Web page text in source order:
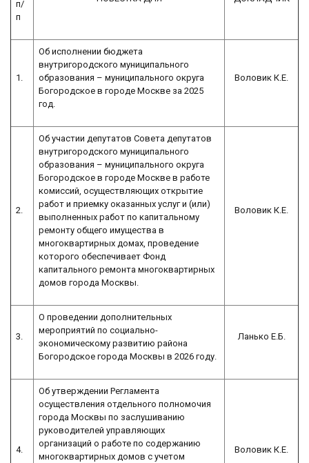
п/
п
1.
Об исполнении бюджета
внутригородского муниципального
образования – муниципального округа
Богородское в городе Москве за 2025
год.
Воловик К.Е.
2.
Об участии депутатов Совета депутатов
внутригородского муниципального
образования – муниципального округа
Богородское в городе Москве в работе
комиссий, осуществляющих открытие
работ и приемку оказанных услуг и (или)
выполненных работ по капитальному
ремонту общего имущества в
многоквартирных домах, проведение
которого обеспечивает Фонд
капитального ремонта многоквартирных
домов города Москвы.
Воловик К.Е.
3.
О проведении дополнительных
мероприятий по социально-
экономическому развитию района
Богородское города Москвы в 2026 году.
Ланько Е.Б.
4.
Об утверждении Регламента
осуществления отдельного полномочия
города Москвы по заслушиванию
руководителей управляющих
организаций о работе по содержанию
многоквартирных домов с учетом
Воловик К.Е.